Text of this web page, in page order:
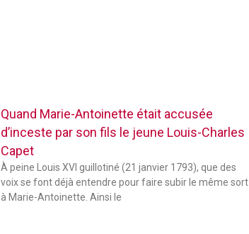
Quand Marie-Antoinette était accusée
d’inceste par son fils le jeune Louis-Charles
Capet
À peine Louis XVI guillotiné (21 janvier 1793), que des
voix se font déjà entendre pour faire subir le même sort
à Marie-Antoinette. Ainsi le